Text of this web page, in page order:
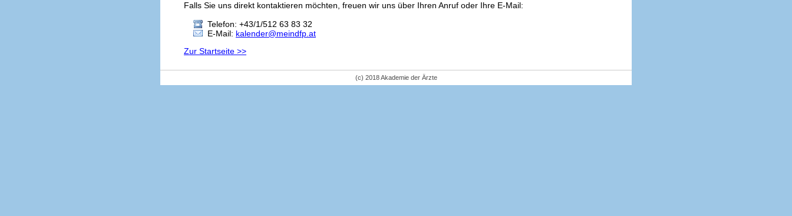
Falls Sie uns direkt kontaktieren möchten, freuen wir uns über Ihren Anruf oder Ihre E-Mail:
Telefon: +43/1/512 63 83 32
E-Mail: kalender@meindfp.at
Zur Startseite >>
(c) 2018 Akademie der Ärzte